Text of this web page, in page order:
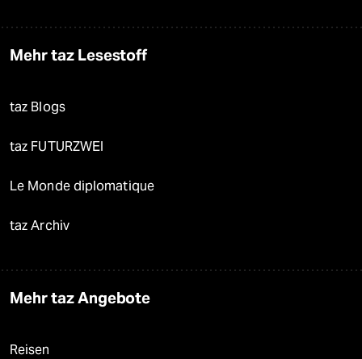
Mehr taz Lesestoff
taz Blogs
taz FUTURZWEI
Le Monde diplomatique
taz Archiv
Mehr taz Angebote
Reisen